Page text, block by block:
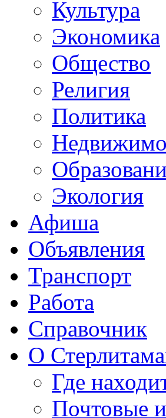
Культура
Экономика
Общество
Религия
Политика
Экология
Афиша
Объявления
Транспорт
Работа
Справочник
О
Где
Почтовые